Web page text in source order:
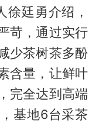
徐廷勇介绍，
苛，通过实行
少茶树茶多酚
含量，让鲜叶
完全达到高端
基地6台采茶